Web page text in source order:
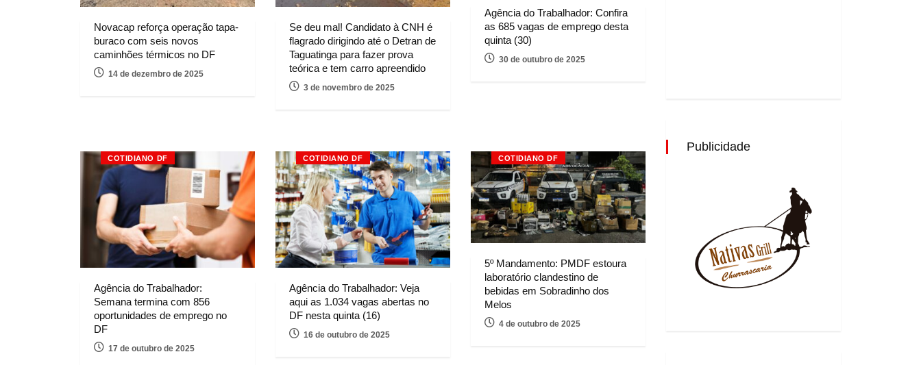
Novacap reforça operação tapa-
buraco com seis novos
caminhões térmicos no DF
14 de dezembro de 2025
Se deu mal! Candidato à CNH é
flagrado dirigindo até o Detran de
Taguatinga para fazer prova
teórica e tem carro apreendido
3 de novembro de 2025
Agência do Trabalhador: Confira
as 685 vagas de emprego desta
quinta (30)
30 de outubro de 2025
COTIDIANO DF
Agência do Trabalhador:
Semana termina com 856
oportunidades de emprego no
DF
17 de outubro de 2025
COTIDIANO DF
Agência do Trabalhador: Veja
aqui as 1.034 vagas abertas no
DF nesta quinta (16)
16 de outubro de 2025
COTIDIANO DF
5º Mandamento: PMDF estoura
laboratório clandestino de
bebidas em Sobradinho dos
Melos
4 de outubro de 2025
Publicidade